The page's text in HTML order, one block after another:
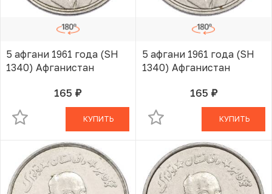
5 афгани 1961 года (SH
1340) Афганистан
165 руб.В КОРЗИНЕ
КУПИТЬ
5 афгани 1961 года (SH
1340) Афганистан
165 руб.В КОРЗИНЕ
КУПИТЬ